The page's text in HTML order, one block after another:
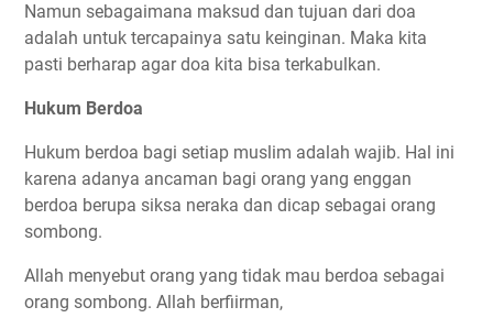
Namun sebagaimana maksud dan tujuan dari doa
adalah untuk tercapainya satu keinginan. Maka kita
pasti berharap agar doa kita bisa terkabulkan.
Hukum Berdoa
Hukum berdoa bagi setiap muslim adalah wajib. Hal ini
karena adanya ancaman bagi orang yang enggan
berdoa berupa siksa neraka dan dicap sebagai orang
sombong.
Allah menyebut orang yang tidak mau berdoa sebagai
orang sombong. Allah berfiirman,